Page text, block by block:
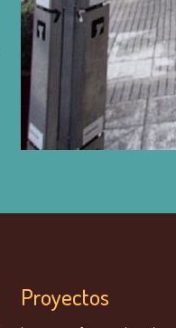
Proyectos